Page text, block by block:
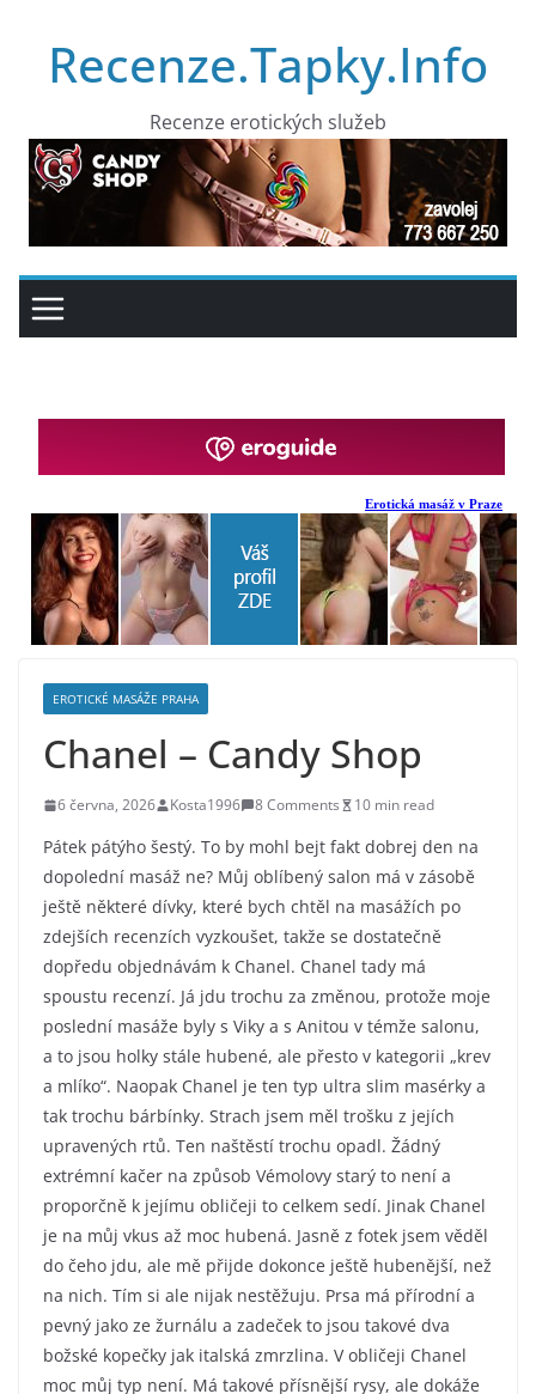
obsahRecenze.Tapky.Info
Recenze erotických služeb
EROTICKÉ MASÁŽE PRAHA
Chanel – Candy Shop
6 června, 2026 Kosta1996 8 Comments 10 min read
Pátek pátýho šestý. To by mohl bejt fakt dobrej den na
dopolední masáž ne? Můj oblíbený salon má v zásobě
ještě některé dívky, které bych chtěl na masážích po
zdejších recenzích vyzkoušet, takže se dostatečně
dopředu objednávám k Chanel. Chanel tady má
spoustu recenzí. Já jdu trochu za změnou, protože moje
poslední masáže byly s Viky a s Anitou v témže salonu,
a to jsou holky stále hubené, ale přesto v kategorii „krev
a mlíko“. Naopak Chanel je ten typ ultra slim masérky a
tak trochu bárbínky. Strach jsem měl trošku z jejích
upravených rtů. Ten naštěstí trochu opadl. Žádný
extrémní kačer na způsob Vémolovy starý to není a
proporčně k jejímu obličeji to celkem sedí. Jinak Chanel
je na můj vkus až moc hubená. Jasně z fotek jsem věděl
do čeho jdu, ale mě přijde dokonce ještě hubenější, než
na nich. Tím si ale nijak nestěžuju. Prsa má přírodní a
pevný jako ze žurnálu a zadeček to jsou takové dva
božské kopečky jak italská zmrzlina. V obličeji Chanel
moc můj typ není. Má takové přísnější rysy, ale dokáže